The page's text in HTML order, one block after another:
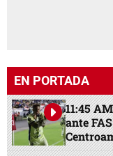
EN PORTADA
11:45
ante